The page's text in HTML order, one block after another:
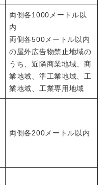
両側各1000メートル以
内
両側各500メートル以内
の屋外広告物禁止地域の
うち、近隣商業地域、商
業地域、準工業地域、工
業地域、工業専用地域
両側各200メートル以内